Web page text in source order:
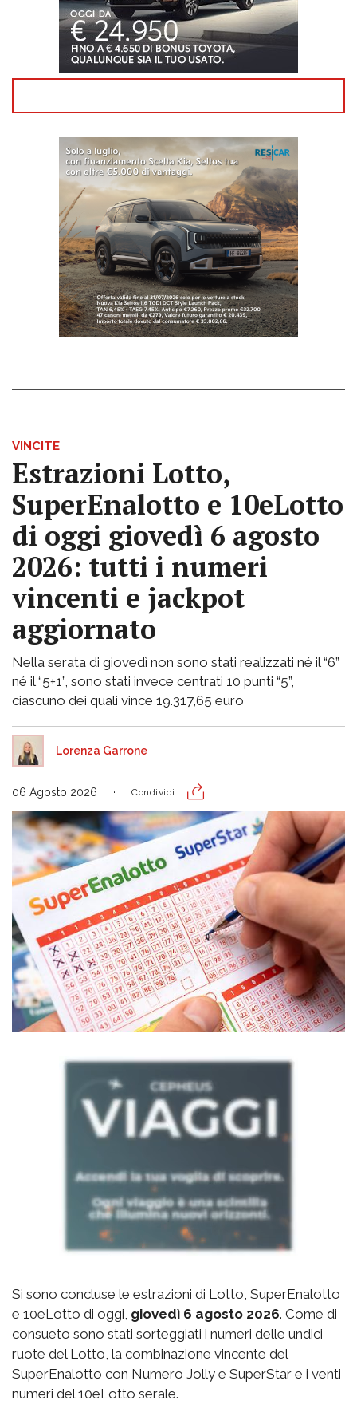
VINCITE
Estrazioni Lotto,
SuperEnalotto e 10eLotto
di oggi giovedì 6 agosto
2026: tutti i numeri
vincenti e jackpot
aggiornato
Nella serata di giovedì non sono stati realizzati né il “6”
né il “5+1”, sono stati invece centrati 10 punti “5”,
ciascuno dei quali vince 19.317,65 euro
Lorenza Garrone
06 Agosto 2026 Condividi
Si sono concluse le estrazioni di Lotto, SuperEnalotto
e 10eLotto di oggi, giovedì 6 agosto 2026. Come di
consueto sono stati sorteggiati i numeri delle undici
ruote del Lotto, la combinazione vincente del
SuperEnalotto con Numero Jolly e SuperStar e i venti
numeri del 10eLotto serale.